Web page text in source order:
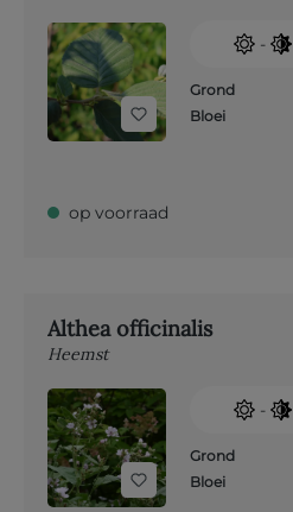
-
Grond
Bloei
op voorraad
Althea officinalis
Heemst
-
Grond
Bloei